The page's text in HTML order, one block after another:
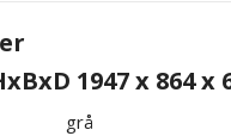
1947 x 864 x
grå